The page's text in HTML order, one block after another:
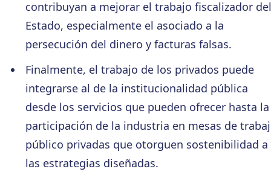
contribuyan a mejorar el trabajo fiscalizador del
Estado, especialmente el asociado a la
persecución del dinero y facturas falsas.
Finalmente, el trabajo de los privados puede
integrarse al de la institucionalidad pública
desde los servicios que pueden ofrecer hasta la
participación de la industria en mesas de
público privadas que otorguen sostenibilidad a
las estrategias diseñadas.